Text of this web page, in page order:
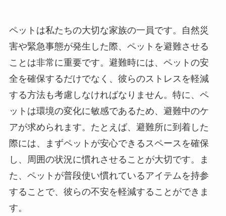
ペットは私たちの大切な家族の一員です。自然災
害や緊急事態が発生した際、ペットを避難させる
ことは非常に重要です。避難時には、ペットの安
全を確保するだけでなく、彼らのストレスを軽減
する方法も考慮しなければなりません。特に、ペ
ットは環境の変化に敏感であるため、避難中のケ
アが求められます。たとえば、避難所に到着した
際には、まずペットが安心できるスペースを確保
し、周囲の状況に慣れさせることが大切です。ま
た、ペットが普段使い慣れているアイテムを持参
することで、彼らの不安を軽減することができま
す。